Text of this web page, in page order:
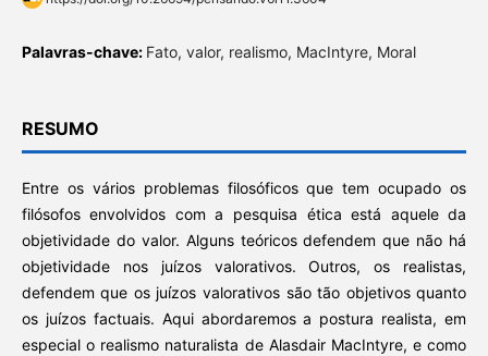
Palavras-chave: Fato, valor, realismo, MacIntyre, Moral
RESUMO
Entre os vários problemas filosóficos que tem ocupado os
filósofos envolvidos com a pesquisa ética está aquele da
objetividade do valor. Alguns teóricos defendem que não há
objetividade nos juízos valorativos. Outros, os realistas,
defendem que os juízos valorativos são tão objetivos quanto
os juízos factuais. Aqui abordaremos a postura realista, em
especial o realismo naturalista de Alasdair MacIntyre, e como